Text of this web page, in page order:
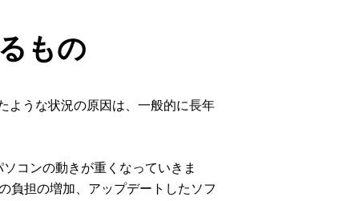
もの
ような状況の原因は、一般的に長年
コンの動きが重くなっていきま
負担の増加、アップデートしたソフ